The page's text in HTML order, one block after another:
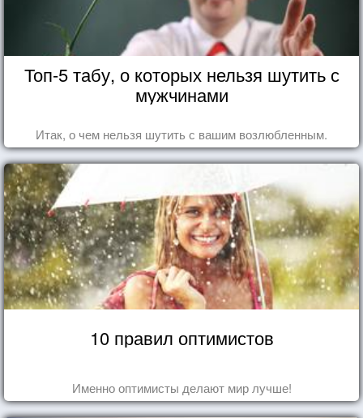
Топ-5 табу, о которых нельзя шутить с
мужчинами
Итак, о чем нельзя шутить с вашим возлюбленным.
10 правил оптимистов
Именно оптимисты делают мир лучше!